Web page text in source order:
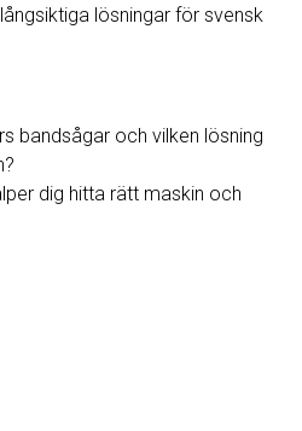
lösningar för svensk
bandsågar och vilken lösning
dig hitta rätt maskin och